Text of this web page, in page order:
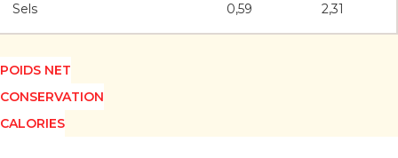
Sels
0,59
2,31
POIDS NET
CONSERVATION
CALORIES